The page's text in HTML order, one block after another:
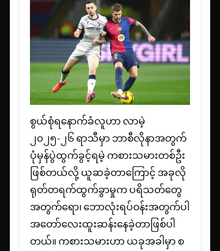
စွယ်စုံရနောက်ခံလူဟာ လာမဲ့
၂၀၂၅-၂၆ ရာသီမှာ ဘာစီလိုနာအတွက်
ပုံမှန်ပွဲထွက်ခွင့်ရမဲ့ ကစားသမားတစ်ဦး
ဖြစ်တယ်လို့ ယူဆခဲ့တာကြောင့် အခုလို
ရုတ်တရက်ထွက်ခွာမှုက ပရိသတ်တွေ
အတွက်ရော၊ ဘောလုံးရပ်ဝန်းအတွက်ပါ
အတော်လေးထူးဆန်းနေခဲ့တာဖြစ်ပါ
တယ်။ ကစားသမားဟာ ယခုအခါမှာ စ